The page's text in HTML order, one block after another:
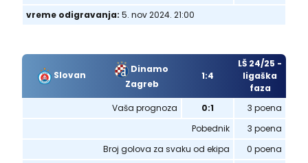
vreme odigravanja: 5. nov 2024. 21:00
Slovan
Dinamo
Zagreb
1:4
LŠ 24/25 -
ligaška
faza
Vaša prognoza
0:1
3 poena
Pobednik
3 poena
Broj golova za svaku od ekipa
0 poena